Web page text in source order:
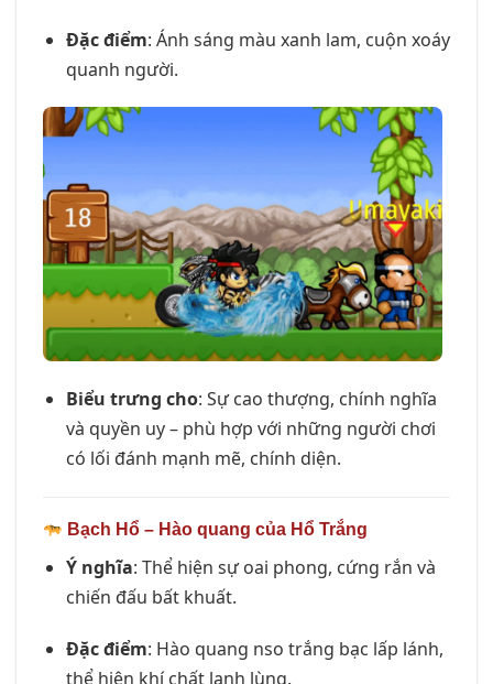
Đặc điểm: Ánh sáng màu xanh lam, cuộn xoáy
quanh người.
Biểu trưng cho: Sự cao thượng, chính nghĩa
và quyền uy – phù hợp với những người chơi
có lối đánh mạnh mẽ, chính diện.
Bạch Hổ – Hào quang của Hổ Trắng
Ý nghĩa: Thể hiện sự oai phong, cứng rắn và
chiến đấu bất khuất.
Đặc điểm: Hào quang nso trắng bạc lấp lánh,
thể hiện khí chất lạnh lùng.